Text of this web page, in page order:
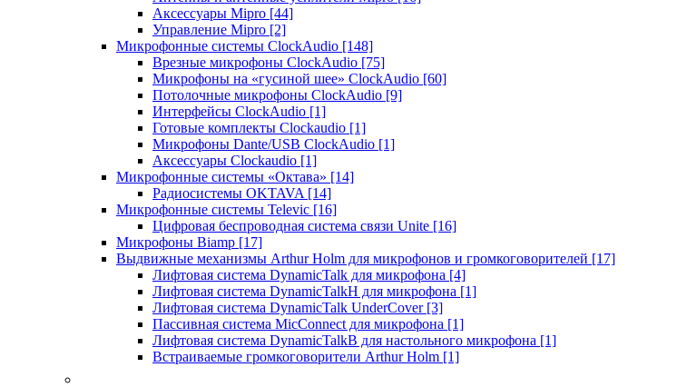
Аксессуары Mipro [44]
Управление Mipro [2]
Микрофонные системы ClockAudio [148]
Врезные микрофоны ClockAudio [75]
Микрофоны на «гусиной шее» ClockAudio [60]
Потолочные микрофоны ClockAudio [9]
Интерфейсы ClockAudio [1]
Готовые комплекты Clockaudio [1]
Микрофоны Dante/USB ClockAudio [1]
Аксессуары Clockaudio [1]
Микрофонные системы «Октава» [14]
Радиосистемы OKTAVA [14]
Микрофонные системы Televic [16]
Цифровая беспроводная система связи Unite [16]
Микрофоны Biamp [17]
Выдвижные механизмы Arthur Holm для микрофонов и громкоговорителей [17]
Лифтовая система DynamicTalk для микрофона [4]
Лифтовая система DynamicTalkH для микрофона [1]
Лифтовая система DynamicTalk UnderCover [3]
Пассивная система MicConnect для микрофона [1]
Лифтовая система DynamicTalkB для настольного микрофона [1]
Встраиваемые громкоговорители Arthur Holm [1]